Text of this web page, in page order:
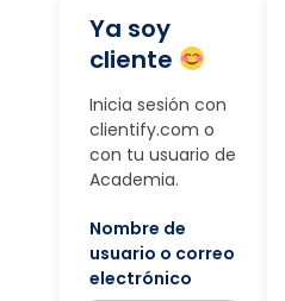
Ya soy
cliente
Inicia sesión con
clientify.com o
con tu usuario de
Academia.
Nombre de
usuario o correo
electrónico